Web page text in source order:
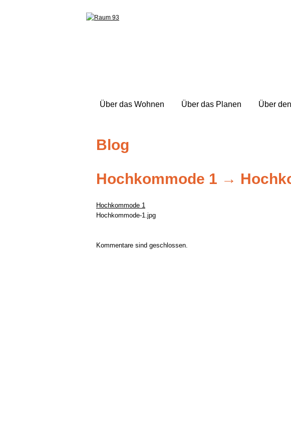
Über das Wohnen Über das Planen Über
Blog
Hochkommode 1 →
Hochkommode 1
Hochkommode-1.jpg
Kommentare sind geschlossen.